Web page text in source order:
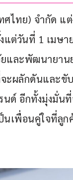
ไทย) จำกัด แต่
แต่วันที่ 1 เมษ
ยและพัฒนายา
ะผลักดันและ
นด์ อีกทั้งมุ่งมั่
เพื่อนคู่ใจที่ลูก